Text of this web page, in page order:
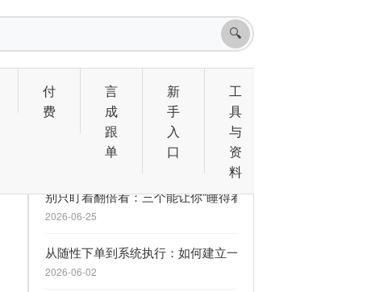
🔍
付
费
言
成
跟
单
新
手
入
口
工
具
与
资
料
别只盯着翻倍看：三个能让你“睡得着觉”的 MQL5 信号
2026-06-25
从随性下单到系统执行：如何建立一套救命的交易计划
2026-06-02